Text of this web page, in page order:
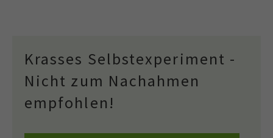
Krasses Selbstexperiment -
Nicht zum Nachahmen
empfohlen!